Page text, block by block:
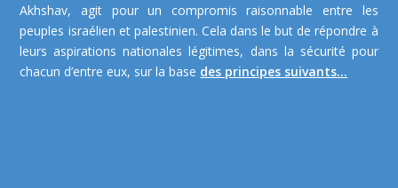
Akhshav, agit pour un compromis raisonnable entre les
peuples israélien et palestinien. Cela dans le but de répondre à
leurs aspirations nationales légitimes, dans la sécurité pour
chacun d’entre eux, sur la base des principes suivants...